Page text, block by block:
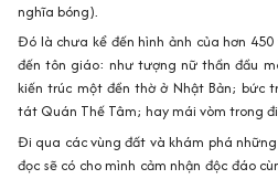
Đó là chưa kể đến hình ảnh của hơn
đến tôn giáo: như tượng nữ thần đầu
kiến trúc một đền thờ ở Nhật Bản; bức
tát Quán Thế Tâm; hay mái vòm trong
Đi qua các vùng đất và khám phá
đọc sẽ có cho mình cảm nhận độc đáo
biệt giữa con người.